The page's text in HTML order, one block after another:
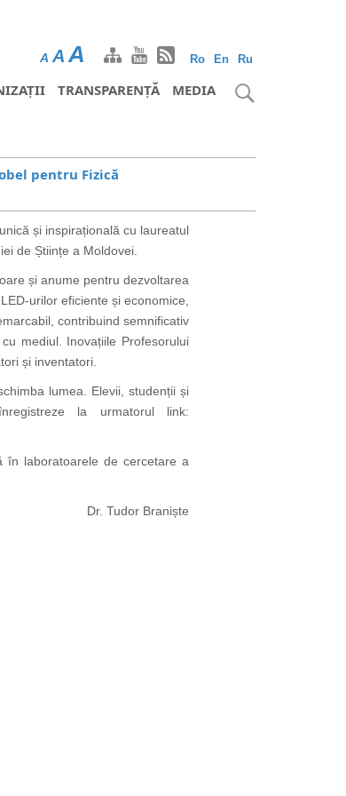
Ro En Ru
A A A
TRANSPARENȚĂ MEDIA
pentru Fizică
și inspirațională cu laureatul
de Științe a Moldovei.
și anume pentru dezvoltarea
urilor eficiente și economice,
contribuind semnificativ
mediul. Inovațiile Profesorului
și inventatori.
lumea. Elevii, studenții și
la urmatorul link:
în laboratoarele de cercetare a